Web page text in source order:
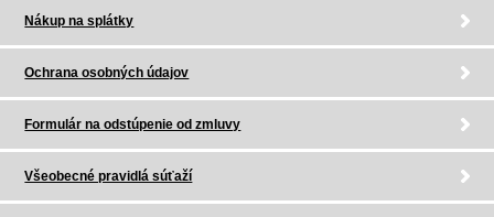
Nákup na splátky
Ochrana osobných údajov
Formulár na odstúpenie od zmluvy
Všeobecné pravidlá súťaží